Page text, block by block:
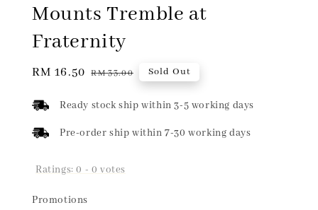
Mounts Tremble at
Fraternity
Sale
RM 16.50 Regular
RM 33.00 Sold Out
Ready stock ship within 3-5 working days
Pre-order ship within 7-30 working days
Ratings:0 - 0 votes
Promotions